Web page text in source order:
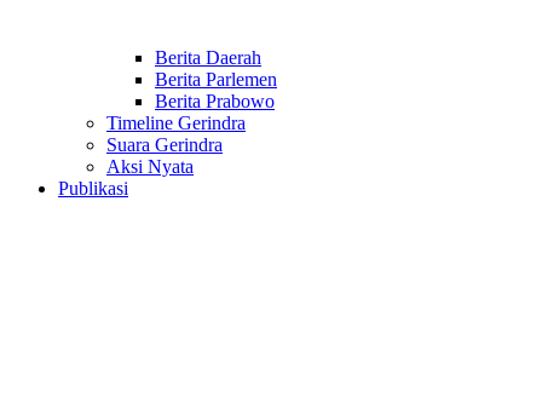
Berita Daerah
Berita Parlemen
Berita Prabowo
Timeline Gerindra
Suara Gerindra
Aksi Nyata
Publikasi